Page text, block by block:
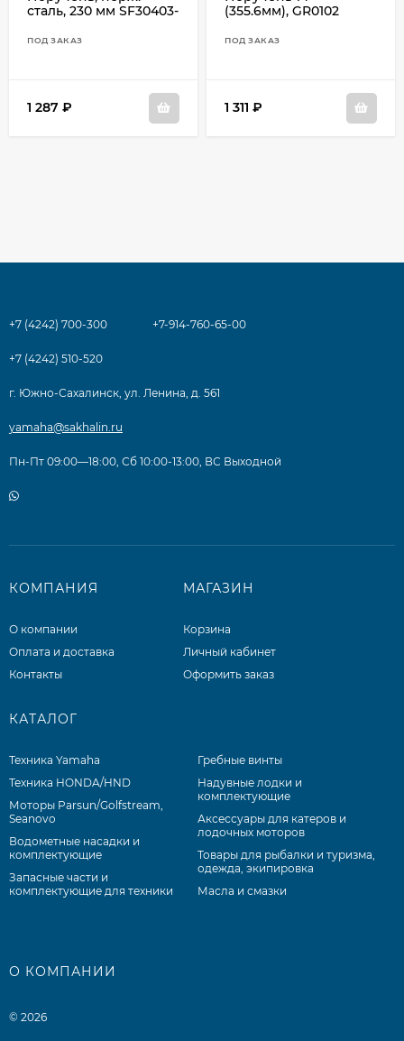
сталь, 230 мм SF30403-
ПОД ЗАКАЗ
1 287 ₽
(355.6мм), GR0102
ПОД ЗАКАЗ
1 311 ₽
+7 (4242) 700-300 +7-914-760-65-00
+7 (4242) 510-520
г. Южно-Сахалинск, ул. Ленина, д. 561
yamaha@sakhalin.ru
Пн-Пт 09:00—18:00, Сб 10:00-13:00, ВС Выходной
КОМПАНИЯ
О компании
Оплата и доставка
Контакты
МАГАЗИН
Корзина
Личный кабинет
Оформить заказ
КАТАЛОГ
Техника Yamaha
Техника HONDA/HND
Моторы Parsun/Golfstream,
Seanovo
Водометные насадки и
комплектующие
Запасные части и
комплектующие для техники
Гребные винты
Надувные лодки и
комплектующие
Аксессуары для катеров и
лодочных моторов
Товары для рыбалки и туризма,
одежда, экипировка
Масла и смазки
О КОМПАНИИ
© 2026